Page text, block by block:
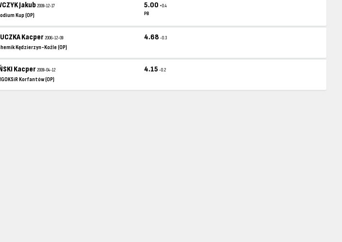
Jakub2009-12-17
Kup (OP)
5.00 +0.4
PB
Kacper2006-12-09
Kędzierzyn-Koźle (OP)
4.68 -0.3
Kacper2009-04-12
Korfantów (OP)
4.15 -0.2